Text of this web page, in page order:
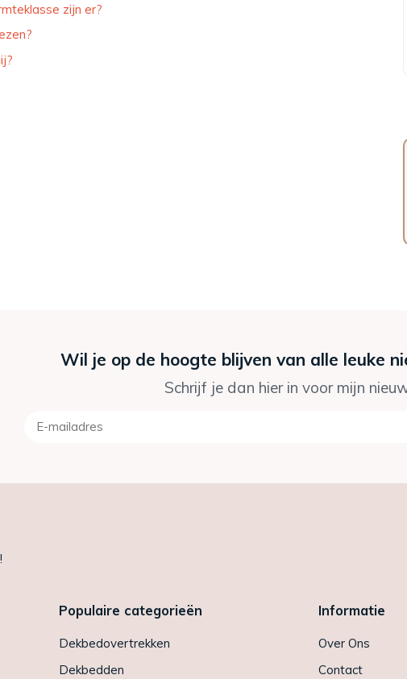
zijn er?
Wil je op de hoogte blijven van alle leuke
Schrijf je dan hier in voor mijn
Populaire categorieën
Dekbedovertrekken
Dekbedden
Informatie
Over Ons
Contact